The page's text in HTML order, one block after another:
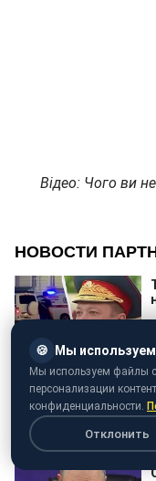
Відео: Чого ви
🍪 Мы
Мы используем файлы
персонализации
конфиденциальности.
Отклонить